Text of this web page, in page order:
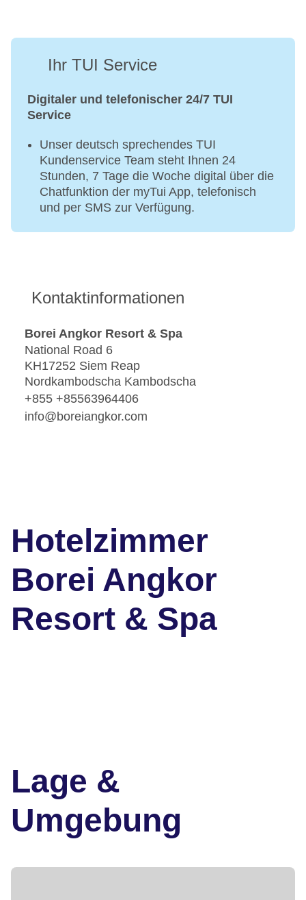
Ihr TUI Service
Digitaler und telefonischer 24/7 TUI
Service
Unser deutsch sprechendes TUI
Kundenservice Team steht Ihnen 24
Stunden, 7 Tage die Woche digital über die
Chatfunktion der myTui App, telefonisch
und per SMS zur Verfügung.
Kontaktinformationen
Borei Angkor Resort & Spa
National Road 6
KH17252 Siem Reap
Nordkambodscha Kambodscha
+855 +85563964406
info@boreiangkor.com
Hotelzimmer
Borei Angkor
Resort & Spa
Lage &
Umgebung